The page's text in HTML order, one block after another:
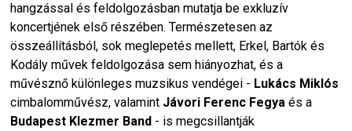
hangzással és feldolgozásban mutatja be exkluzív
koncertjének első részében. Természetesen az
összeállításból, sok meglepetés mellett, Erkel, Bartók és
Kodály művek feldolgozása sem hiányozhat, és a
művésznő különleges muzsikus vendégei - Lukács Miklós
cimbalomművész, valamint Jávori Ferenc Fegya és a
Budapest Klezmer Band - is megcsillantják